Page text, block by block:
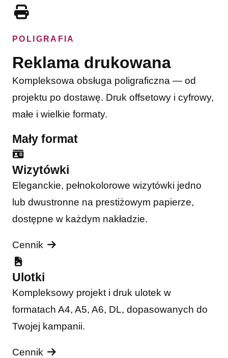
POLIGRAFIA
Reklama drukowana
Kompleksowa obsługa poligraficzna — od
projektu po dostawę. Druk offsetowy i cyfrowy,
małe i wielkie formaty.
Mały format
Wizytówki
Eleganckie, pełnokolorowe wizytówki jedno
lub dwustronne na prestiżowym papierze,
dostępne w każdym nakładzie.
Cennik
Ulotki
Kompleksowy projekt i druk ulotek w
formatach A4, A5, A6, DL, dopasowanych do
Twojej kampanii.
Cennik